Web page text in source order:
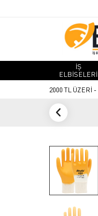
İŞ
ELBİSELERİ
2000 TL ÜZERİ -